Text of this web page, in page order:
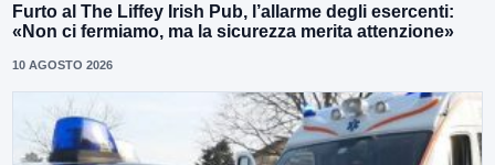
Furto al The Liffey Irish Pub, l’allarme degli esercenti:
«Non ci fermiamo, ma la sicurezza merita attenzione»
10 AGOSTO 2026